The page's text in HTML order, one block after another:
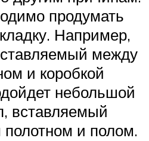
продумать
Например,
между
и коробкой
небольшой
вставляемый
и полом.